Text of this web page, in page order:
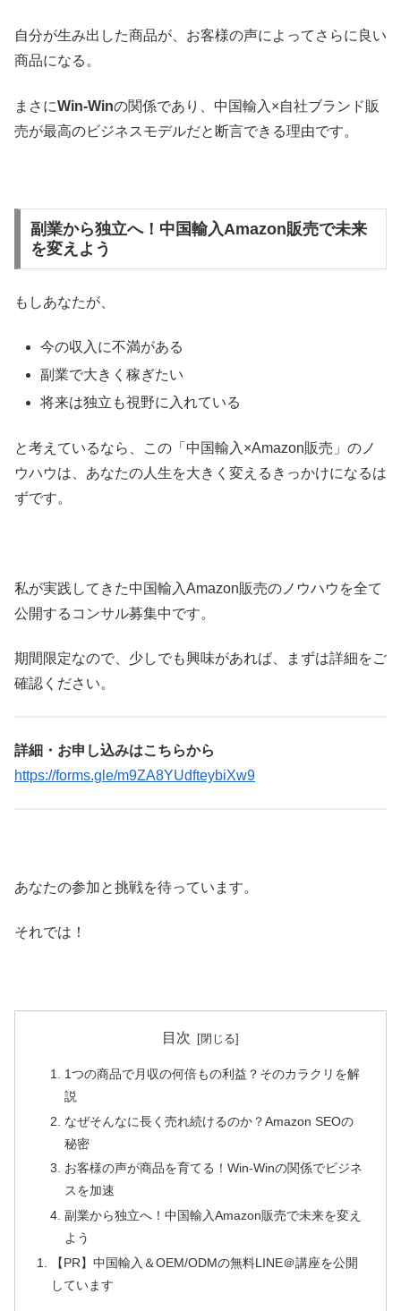
自分が生み出した商品が、お客様の声によってさらに良い
商品になる。
まさにWin-Winの関係であり、中国輸入×自社ブランド販
売が最高のビジネスモデルだと断言できる理由です。
副業から独立へ！中国輸入Amazon販売で未来
を変えよう
もしあなたが、
今の収入に不満がある
副業で大きく稼ぎたい
将来は独立も視野に入れている
と考えているなら、この「中国輸入×Amazon販売」のノ
ウハウは、あなたの人生を大きく変えるきっかけになるは
ずです。
私が実践してきた中国輸入Amazon販売のノウハウを全て
公開するコンサル募集中です。
期間限定なので、少しでも興味があれば、まずは詳細をご
確認ください。
詳細・お申し込みはこちらから
https://forms.gle/m9ZA8YUdfteybiXw9
あなたの参加と挑戦を待っています。
それでは！
目次
1つの商品で月収の何倍もの利益？そのカラクリを解
説
なぜそんなに長く売れ続けるのか？Amazon SEOの
秘密
お客様の声が商品を育てる！Win-Winの関係でビジネ
スを加速
副業から独立へ！中国輸入Amazon販売で未来を変え
よう
【PR】中国輸入＆OEM/ODMの無料LINE＠講座を公開
しています